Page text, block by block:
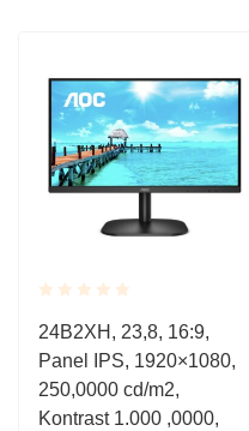
Rated
0.001
out
of
5
24B2XH, 23,8, 16:9,
Panel IPS, 1920×1080,
250,0000 cd/m2,
Kontrast 1.000 ,0000,